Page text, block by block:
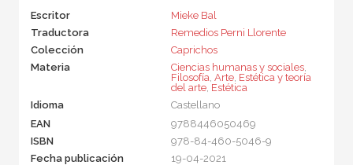
Escritor
Mieke Bal
Traductora
Remedios Perni Llorente
Colección
Caprichos
Materia
Ciencias humanas y sociales,
Filosofía Arte, Estética y teoría
del arte, Estética
Idioma
Castellano
EAN
9788446050469
ISBN
978-84-460-5046-9
Fecha publicación
19-04-2021